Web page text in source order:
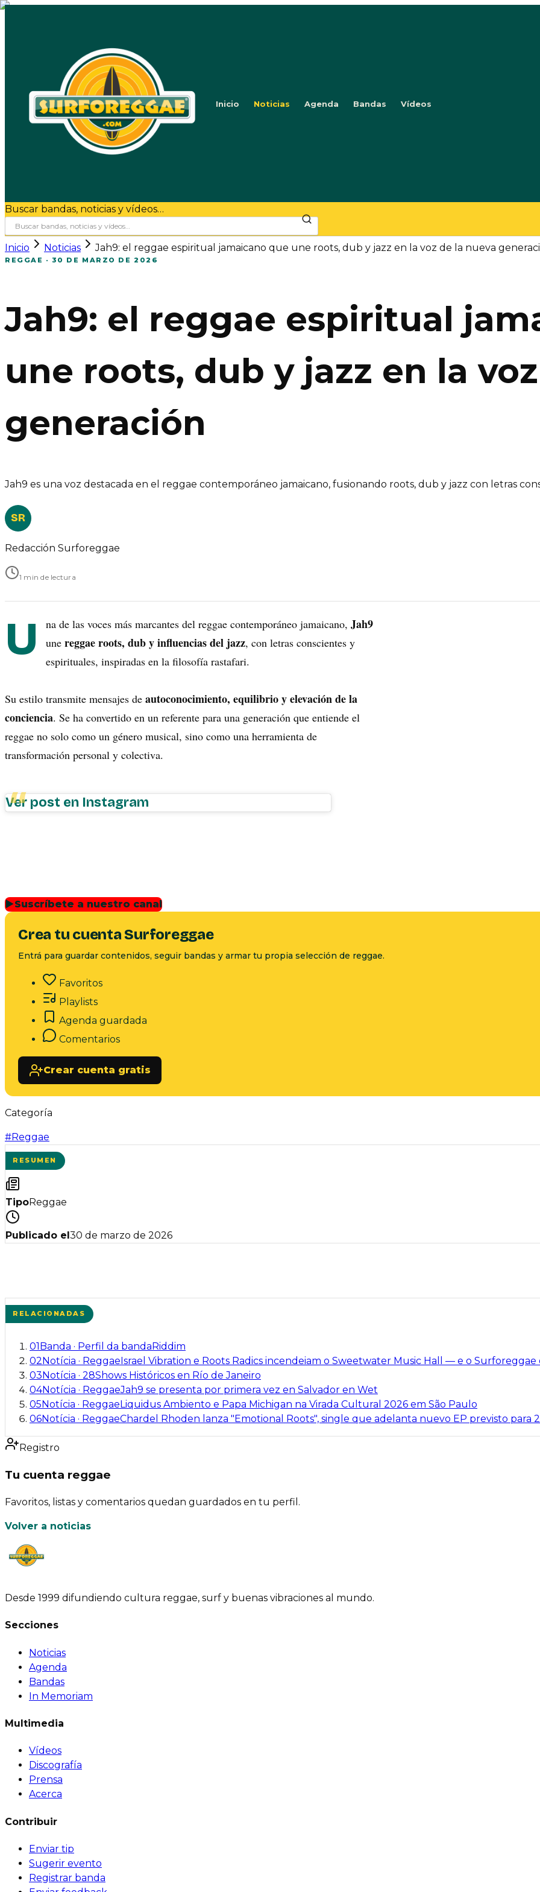
Inicio Noticias Agenda Bandas Vídeos
Buscar bandas, noticias y vídeos…
Inicio Noticias Jah9: el reggae espiritual jamaicano que une roots, dub y jazz en la voz de la nueva
REGGAE · 30 DE MARZO DE 2026
Jah9: el reggae espiritual
une roots, dub y jazz en la
generación
Jah9 es una voz destacada en el reggae contemporáneo jamaicano, fusionando roots, dub y jazz con letras
SR
Redacción Surforeggae
1 min de lectura
U na de las voces más marcantes del reggae contemporáneo jamaicano, Jah9
une reggae roots, dub y influencias del jazz, con letras conscientes y
espirituales, inspiradas en la filosofía rastafari.
Su estilo transmite mensajes de autoconocimiento, equilibrio y elevación de la
conciencia. Se ha convertido en un referente para una generación que entiende el
reggae no solo como un género musical, sino como una herramienta de
transformación personal y colectiva.
Ver post en Instagram
▶Suscríbete a nuestro canal
Crea tu cuenta Surforeggae
Entrá para guardar contenidos, seguir bandas y armar tu propia selección de reggae.
Favoritos
Playlists
Agenda guardada
Comentarios
Crear cuenta gratis
Categoría
#Reggae
RESUMEN
TipoReggae
Publicado el30 de marzo de 2026
RELACIONADAS
01Banda · Perfil da bandaRiddim
02Notícia · ReggaeIsrael Vibration e Roots Radics incendeiam o Sweetwater Music Hall — e o Surforeggae
03Notícia · 28Shows Históricos en Río de Janeiro
04Notícia · ReggaeJah9 se presenta por primera vez en Salvador en Wet
05Notícia · ReggaeLiquidus Ambiento e Papa Michigan na Virada Cultural 2026 em São Paulo
06Notícia · ReggaeChardel Rhoden lanza "Emotional Roots", single que adelanta nuevo EP previsto para
Registro
Tu cuenta reggae
Favoritos, listas y comentarios quedan guardados en tu perfil.
Volver a noticias
Desde 1999 difundiendo cultura reggae, surf y buenas vibraciones al mundo.
Secciones
Noticias
Agenda
Bandas
In Memoriam
Multimedia
Vídeos
Discografía
Prensa
Acerca
Contribuir
Enviar tip
Sugerir evento
Registrar banda